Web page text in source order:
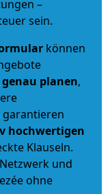
–
sein.
können
genau planen,
hochwertigen
Klauseln.
und
ohne